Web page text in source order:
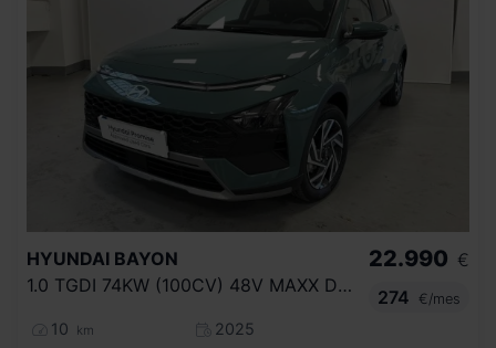
HYUNDAI BAYON
1.0 TGDI 74KW (100CV) 48V MAXX DCT
10 km
2025
22.990 €
274
€/mes